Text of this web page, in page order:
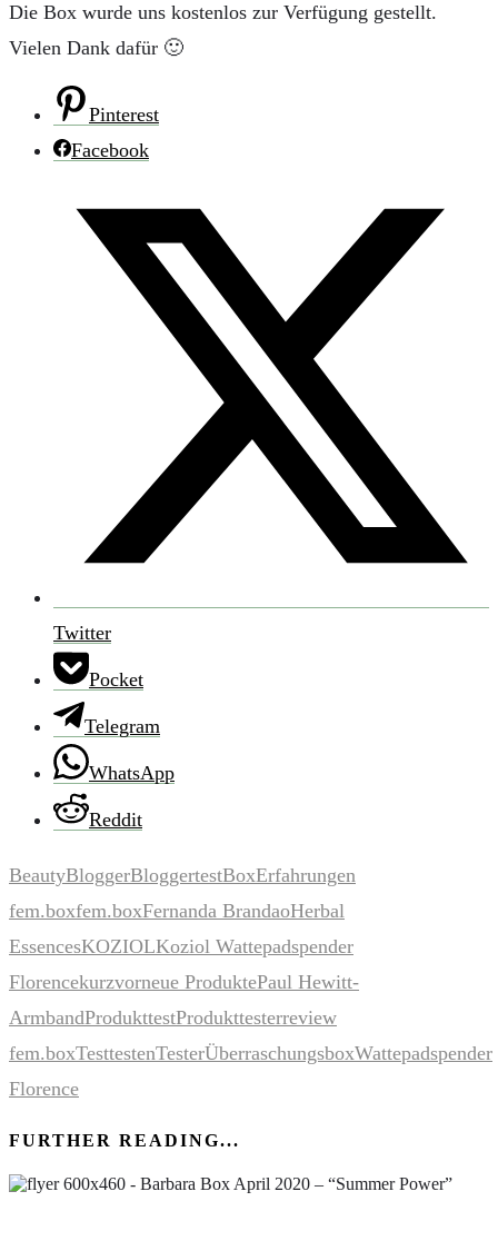
Die Box wurde uns kostenlos zur Verfügung gestellt.
Vielen Dank dafür 🙂
Pinterest
Facebook
Twitter
Pocket
Telegram
WhatsApp
Reddit
BeautyBloggerBloggertestBoxErfahrungen
fem.boxfem.boxFernanda BrandaoHerbal
EssencesKOZIOLKoziol Wattepadspender
Florencekurzvorneue ProduktePaul Hewitt-
ArmbandProdukttestProdukttesterreview
fem.boxTesttestenTesterÜberraschungsboxWattepadspender
Florence
FURTHER READING...